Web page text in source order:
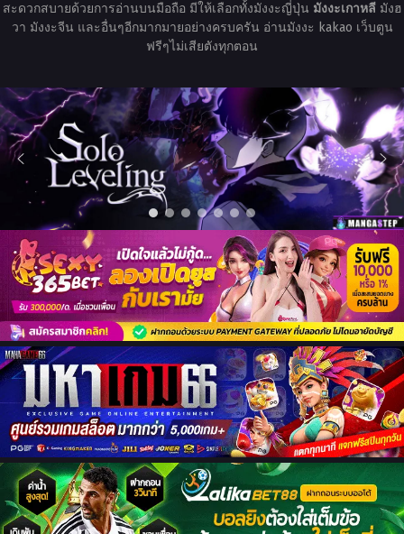
สะดวกสบายด้วยการอ่านบนมือถือ มีให้เลือกทั้งมังงะญี่ปุ่น มังงะเกาหลีมังฮ
วา มังงะจีน และอื่นๆอีกมากมายอย่างครบครัน อ่านมังงะ kakao เว็บตูน
ฟรีๆไม่เสียตังทุกตอน